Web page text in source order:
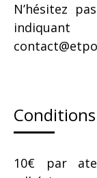
N’hésitez
Conditions
10€ par